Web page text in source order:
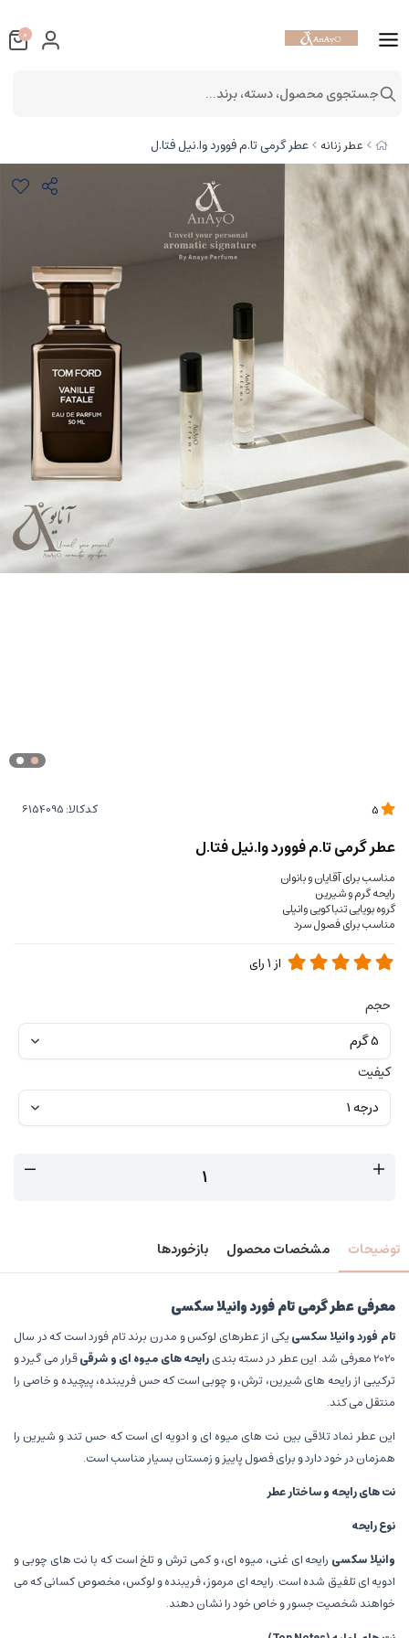
عطر زنانه عطر گرمی تا.م فوورد وا.نیل فتا.ل
کدکالا:
عطر گرمی تا.م فوورد وا.نیل فتا.ل
مناسب برای آقایان و بانوان
رایحه گرم و شیرین
گروه بویایی تنباکویی وانیلی
مناسب برای فصول سرد
از1رای
حجم
کیفیت
توضیحات مشخصات محصول بازخوردها
معرفی عطر گرمی تام فورد وانیلا سکسی
تام فورد وانیلا سکسییکی از عطرهای لوکس و مدرن برند تام فورد است که در سال
2020 معرفی شد. این عطر در دسته بندی
رایحه های میوه ای و شرقیقرار می گیرد و
ترکیبی از رایحه های شیرین، ترش، و چوبی است که حس فریبنده، پیچیده و خاصی را
منتقل می کند.
این عطر نماد تلاقی بین نت های میوه ای و ادویه ای است که حس تند و شیرین را
همزمان در خود دارد و برای فصول پاییز و زمستان بسیار مناسب است.
نت های رایحه و ساختار عطر
نوع رایحه
وانیلا سکسی رایحه ای غنی، میوه ای، و کمی ترش و تلخ است که با نت های چوبی و
ادویه ای تلفیق شده است. رایحه ای مرموز، فریبنده و لوکس، مخصوص کسانی که می
خواهند شخصیت جسور و خاص خود را نشان دهند.
0
جستجوی محصول، دسته، برند...